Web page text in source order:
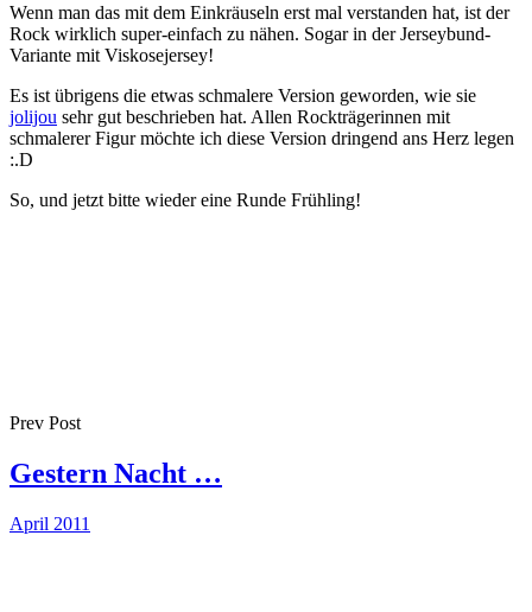
Wenn man das mit dem Einkräuseln erst mal verstanden hat, ist der
Rock wirklich super-einfach zu nähen. Sogar in der Jerseybund-
Variante mit Viskosejersey!
Es ist übrigens die etwas schmalere Version geworden, wie sie
jolijou sehr gut beschrieben hat. Allen Rockträgerinnen mit
schmalerer Figur möchte ich diese Version dringend ans Herz legen
:.D
So, und jetzt bitte wieder eine Runde Frühling!
Prev Post
Gestern Nacht …
April 2011